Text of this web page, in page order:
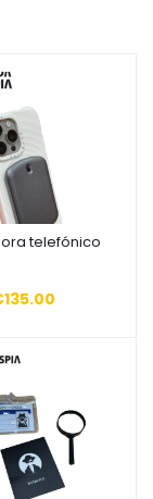
a la cesta
telefónico